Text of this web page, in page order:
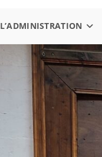
L’ADMINISTRATION